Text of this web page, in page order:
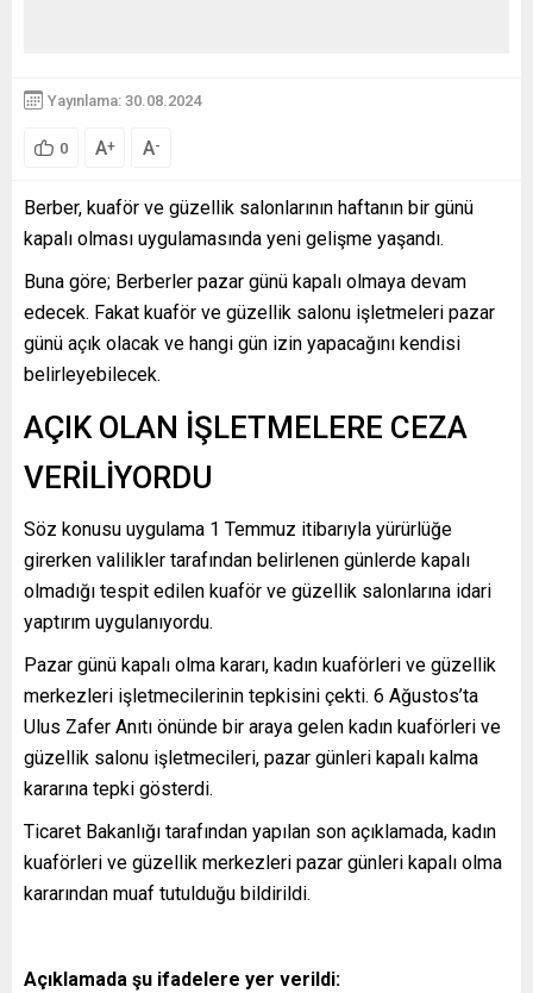
Yayınlama: 30.08.2024
0 A+ A-
Berber, kuaför ve güzellik salonlarının haftanın bir günü
kapalı olması uygulamasında yeni gelişme yaşandı.
Buna göre; Berberler pazar günü kapalı olmaya devam
edecek. Fakat kuaför ve güzellik salonu işletmeleri pazar
günü açık olacak ve hangi gün izin yapacağını kendisi
belirleyebilecek.
AÇIK OLAN İŞLETMELERE CEZA
VERİLİYORDU
Söz konusu uygulama 1 Temmuz itibarıyla yürürlüğe
girerken valilikler tarafından belirlenen günlerde kapalı
olmadığı tespit edilen kuaför ve güzellik salonlarına idari
yaptırım uygulanıyordu.
Pazar günü kapalı olma kararı, kadın kuaförleri ve güzellik
merkezleri işletmecilerinin tepkisini çekti. 6 Ağustos’ta
Ulus Zafer Anıtı önünde bir araya gelen kadın kuaförleri ve
güzellik salonu işletmecileri, pazar günleri kapalı kalma
kararına tepki gösterdi.
Ticaret Bakanlığı tarafından yapılan son açıklamada, kadın
kuaförleri ve güzellik merkezleri pazar günleri kapalı olma
kararından muaf tutulduğu bildirildi.
Açıklamada şu ifadelere yer verildi: